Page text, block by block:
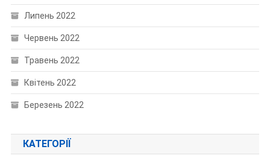
Липень 2022
Червень 2022
Травень 2022
Квітень 2022
Березень 2022
КАТЕГОРІЇ